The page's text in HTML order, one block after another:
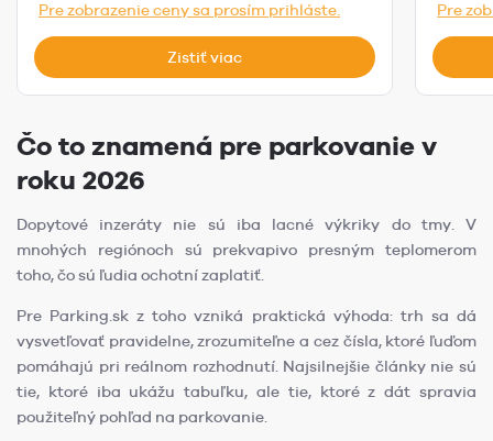
Pre zobrazenie ceny sa prosím prihláste.
Zistiť viac
Pre
Čo to znamená pre parkovanie v
roku 2026
Dopytové inzeráty nie sú iba lacné výkriky do tmy. V
mnohých regiónoch sú prekvapivo presným teplomerom
toho, čo sú ľudia ochotní zaplatiť.
Pre Parking.sk z toho vzniká praktická výhoda: trh sa dá
vysvetľovať pravidelne, zrozumiteľne a cez čísla, ktoré ľuďom
pomáhajú pri reálnom rozhodnutí. Najsilnejšie články nie sú
tie, ktoré iba ukážu tabuľku, ale tie, ktoré z dát spravia
použiteľný pohľad na parkovanie.